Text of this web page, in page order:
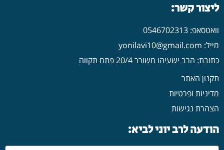
ליצור קשר:
וואטסאפ: 0546702313
מייל: yonilavi10@gmail.com
כתובת: הרב ישעיהו משורר 20/4 פתח תקווה
תקנון האתר
מדיניות ופרטיות
הצהרת נגישות
הודעה לרב יוני לביא: